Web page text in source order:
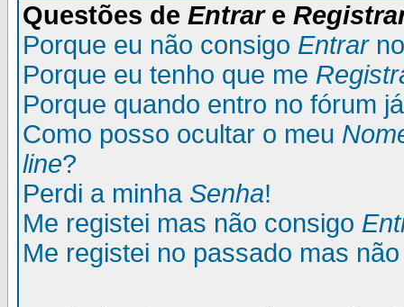
Questões de Entrare
Porque eu não consigo Entrar
Porque eu tenho que me
Porque quando entro no fórum
Como posso ocultar o meu
line?
Perdi a minha Senha!
Me registei mas não consigo
Me registei no passado mas